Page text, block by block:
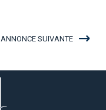
ANNONCE SUIVANTE